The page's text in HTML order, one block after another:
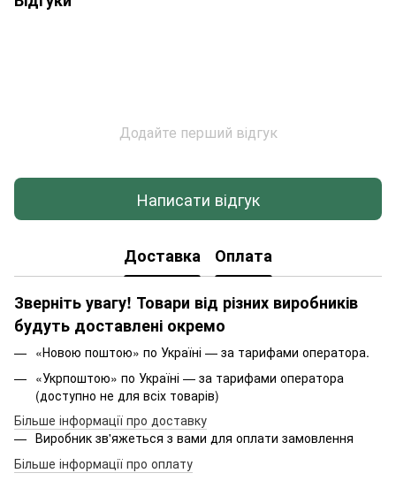
Додайте перший відгук
Написати відгук
Доставка Оплата
Зверніть увагу! Товари від різних виробників
будуть доставлені окремо
«Новою поштою» по Україні — за тарифами оператора.
«Укрпоштою» по Україні — за тарифами оператора
(доступно не для всіх товарів)
Більше інформації про доставку
Виробник зв'яжеться з вами для оплати замовлення
Більше інформації про оплату